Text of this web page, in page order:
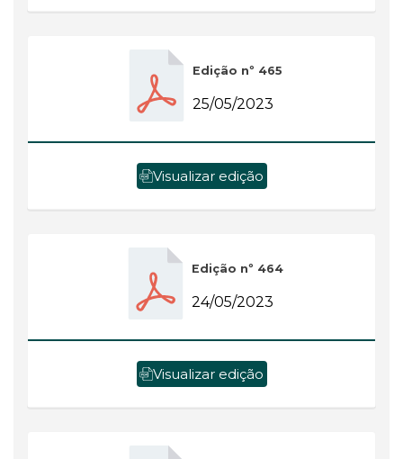
Edição nº 465
25/05/2023
Visualizar edição
Edição nº 464
24/05/2023
Visualizar edição